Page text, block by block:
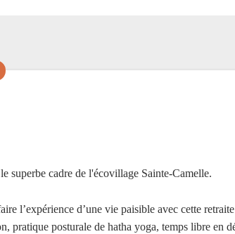
superbe cadre de l'écovillage Sainte-Camelle.
l’expérience d’une vie paisible avec cette
pratique posturale de hatha yoga, temps libre en